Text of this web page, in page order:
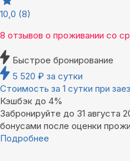
10,0 (8)
8 отзывов о проживании со
Быстрое бронирование
5 520 ₽ за сутки
Стоимость за 1 сутки при
Кэшбэк до 4%
Забронируйте до 31 августа
бонусами после оценки
Подробнее